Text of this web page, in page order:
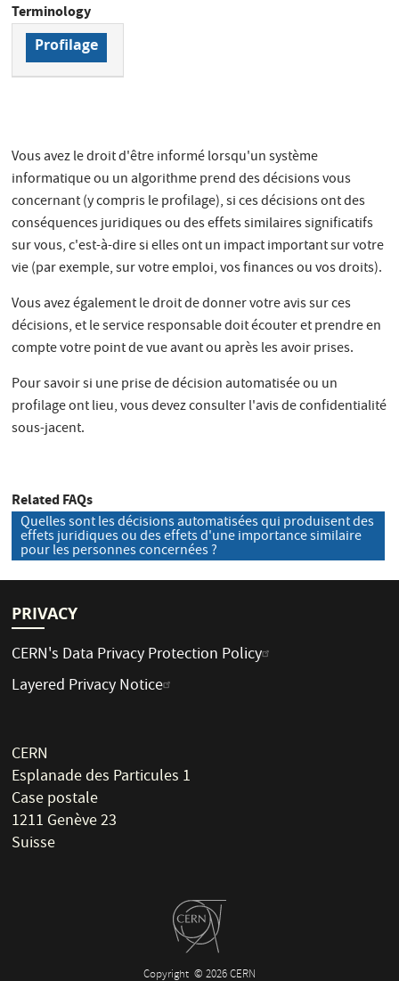
Terminology
Profilage
Vous avez le droit d'être informé lorsqu'un système
informatique ou un algorithme prend des décisions vous
concernant (y compris le profilage), si ces décisions ont des
conséquences juridiques ou des effets similaires significatifs
sur vous, c'est-à-dire si elles ont un impact important sur votre
vie (par exemple, sur votre emploi, vos finances ou vos droits).
Vous avez également le droit de donner votre avis sur ces
décisions, et le service responsable doit écouter et prendre en
compte votre point de vue avant ou après les avoir prises.
Pour savoir si une prise de décision automatisée ou un
profilage ont lieu, vous devez consulter l'avis de confidentialité
sous-jacent.
Related FAQs
Quelles sont les décisions automatisées qui produisent des
effets juridiques ou des effets d'une importance similaire
pour les personnes concernées ?
PRIVACY
CERN's Data Privacy Protection Policy
Layered Privacy Notice
CERN
Esplanade des Particules 1
Case postale
1211 Genève 23
Suisse
Copyright © 2026 CERN